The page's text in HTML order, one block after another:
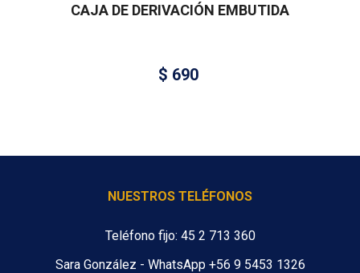
CAJA DE DERIVACIÓN EMBUTIDA
$ 690
NUESTROS TELÉFONOS
Teléfono fijo: 45 2 713 360
Sara González - WhatsApp +56 9 5453 1326